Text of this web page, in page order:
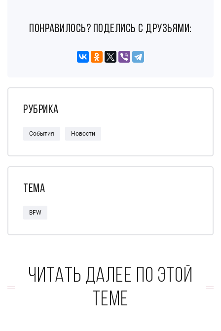
понравилось? поделись с друзьями:
Рубрика
События Новости
Тема
BFW
Читать далее по этой
теме